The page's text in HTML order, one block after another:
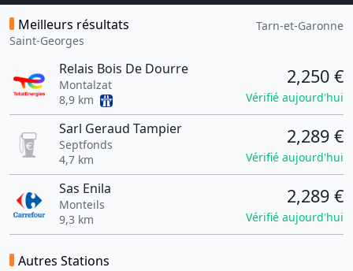
Meilleurs résultats
Saint-Georges
Tarn-et-Garonne
Relais Bois De Dourre
Montalzat
8,9 km
2,250 €
Vérifié aujourd'hui
Sarl Geraud Tampier
Septfonds
4,7 km
2,289 €
Vérifié aujourd'hui
Sas Enila
Monteils
9,3 km
2,289 €
Vérifié aujourd'hui
Autres Stations